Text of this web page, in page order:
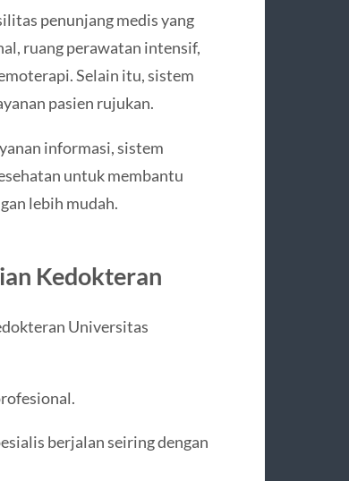
penunjang medis yang
ruang perawatan intensif,
Selain itu, sistem
pasien rujukan.
informasi, sistem
untuk membantu
lebih mudah.
Kedokteran
Universitas
berjalan seiring dengan